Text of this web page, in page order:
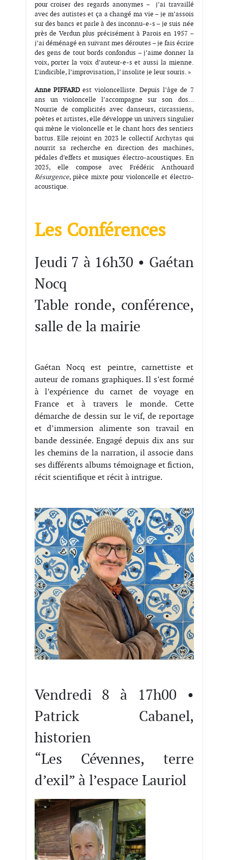
pour croiser des regards anonymes – j’ai travaillé
avec des autistes et ça a changé ma vie – je m’assois
sur des bancs et parle à des inconnu-e-s – je suis née
près de Verdun plus précisément à Parois en 1957 –
j’ai déménagé en suivant mes déroutes – je fais écrire
des gens de tout bords confondus – j’aime donner la
voix, porter la voix d’auteur-e-s et aussi la mienne.
L’indicible, l’improvisation, l’ insolite je leur souris. »
Anne PIFFARDest violoncelliste. Depuis l’âge de 7
ans un violoncelle l’accompagne sur son dos…
Nourrie de complicités avec danseurs, circassiens,
poètes et artistes, elle développe un univers singulier
qui mène le violoncelle et le chant hors des sentiers
battus. Elle rejoint en 2023 le collectif Archytas qui
nourrit sa recherche en direction des machines,
pédales d’effets et musiques électro-acoustiques. En
2025, elle compose avec Frédéric Anthouard
Résurgence, pièce mixte pour violoncelle et électro-
acoustique.
Les Conférences
Jeudi 7 à 16h30 • Gaétan
Nocq
Table ronde, conférence,
salle de la mairie
Gaétan Nocq est peintre, carnettiste et
auteur de romans graphiques. Il s’est formé
à l’expérience du carnet de voyage en
France et à travers le monde. Cette
démarche de dessin sur le vif, de reportage
et d’immersion alimente son travail en
bande dessinée. Engagé depuis dix ans sur
les chemins de la narration, il associe dans
ses différents albums témoignage et fiction,
récit scientifique et récit à intrigue.
Vendredi 8 à 17h00 •
Patrick Cabanel,
historien
“Les Cévennes, terre
d’exil” à l’espace Lauriol